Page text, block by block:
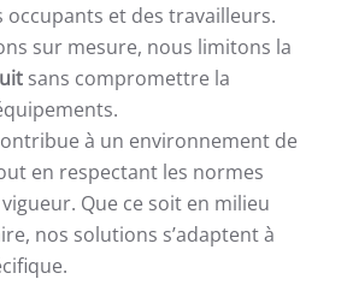
et des travailleurs.
sur mesure, nous limitons la
sans compromettre la
à un environnement de
en respectant les normes
Que ce soit en milieu
nos solutions s’adaptent à